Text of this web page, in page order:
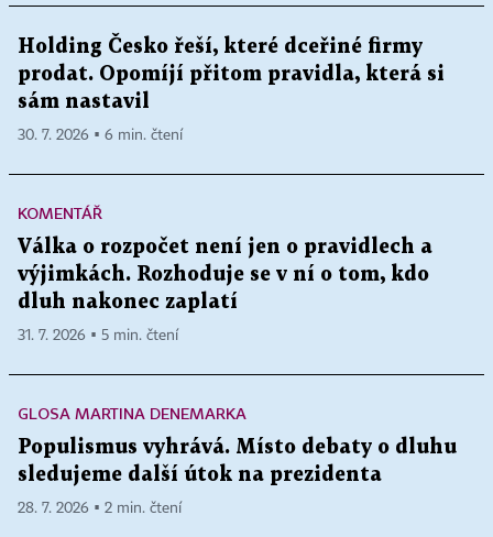
Holding Česko řeší, které dceřiné firmy
prodat. Opomíjí přitom pravidla, která si
sám nastavil
30. 7. 2026 ▪ 6 min. čtení
KOMENTÁŘ
Válka o rozpočet není jen o pravidlech a
výjimkách. Rozhoduje se v ní o tom, kdo
dluh nakonec zaplatí
31. 7. 2026 ▪ 5 min. čtení
GLOSA MARTINA DENEMARKA
Populismus vyhrává. Místo debaty o dluhu
sledujeme další útok na prezidenta
28. 7. 2026 ▪ 2 min. čtení